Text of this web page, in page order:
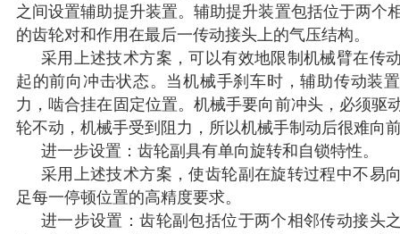
联系方式
之间设置辅助提升装置。辅助提升装置包括位于两个
的齿轮对和作用在最后一传动接头上的气压结构。
采用上述技术方案，可以有效地限制机械臂在传
起的前向冲击状态。当机械手刹车时，辅助传动装
力，啮合挂在固定位置。机械手要向前冲头，必须驱
轮不动，机械手受到阻力，所以机械手制动后很难向
进一步设置：齿轮副具有单向旋转和自锁特性。
采用上述技术方案，使齿轮副在旋转过程中不易
足每一停顿位置的高精度要求。
进一步设置：齿轮副包括位于两个相邻传动接头